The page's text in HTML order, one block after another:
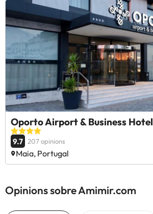
Oporto Airport & Business Hotel
9.7 207 opinions
Maia, Portugal
Opinions sobre Amimir.com